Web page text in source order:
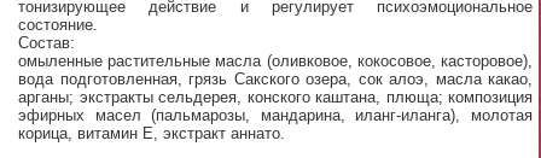
тонизирующее действие и регулирует психоэмоциональное
состояние.
Состав:
омыленные растительные масла (оливковое, кокосовое, касторовое),
вода подготовленная, грязь Сакского озера, сок алоэ, масла какао,
арганы; экстракты сельдерея, конского каштана, плюща; композиция
эфирных масел (пальмарозы, мандарина, иланг-иланга), молотая
корица, витамин Е, экстракт аннато.